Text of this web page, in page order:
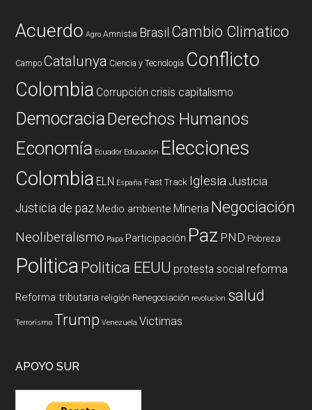
Acuerdo Agro Amnistia Brasil Cambio Climatico
Campo Catalunya Ciencia y Tecnología Conflicto
Colombia Corrupción crisis capitalismo
DemocraciaDerechos Humanos
Economía Ecuador Educación Elecciones
Colombia ELN España Fast Track Iglesia Justicia
Justicia de paz Medio ambiente Mineria Negociación
Neoliberalismo Papa Participación Paz PND Pobreza
PoliticaPolitica EEUU protesta social reforma
Reforma tributaria religión Renegociación revolucion salud
Terrorismo Trump Venezuela Victimas
APOYO SUR